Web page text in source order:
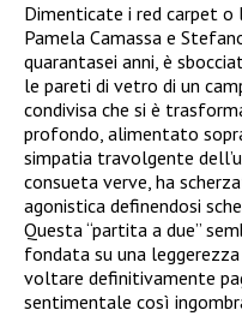
Dimenticate i red carpet o
Pamela Camassa e
quarantasei anni, è
le pareti di vetro di un
condivisa che si è
profondo, alimentato
simpatia travolgente
consueta verve, ha
agonistica definendosi
Questa “partita a due”
fondata su una
voltare definitivamente
sentimentale così